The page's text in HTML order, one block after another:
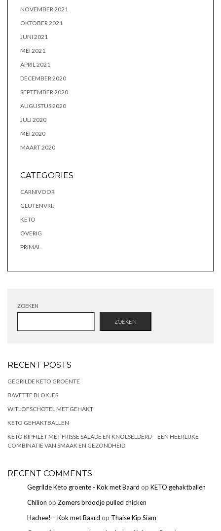
NOVEMBER 2021
OKTOBER 2021
JUNI 2021
MEI 2021
APRIL 2021
DECEMBER 2020
SEPTEMBER 2020
AUGUSTUS 2020
JULI 2020
MEI 2020
MAART 2020
CATEGORIES
CARNIVOOR
GLUTENVRIJ
KETO
OVERIG
PRIMAL
ZOEKEN
ZOEKEN
RECENT POSTS
GEGRILDE KETO GROENTE
BAVETTE BLOKJES
WITLOFSCHOTEL MET GEHAKT
KETO GEHAKTBALLEN
KETO KIPFILET MET FRISSE SALADE EN KNOLSELDERIJ – EEN HEERLIJKE
COMBINATIE VAN SMAAK EN GEZONDHEID
RECENT COMMENTS
Gegrilde Keto groente - Kok met Baard op KETO gehaktballen
Chilion op Zomers broodje pulled chicken
Hachee! – Kok met Baard op Thaise Kip Siam